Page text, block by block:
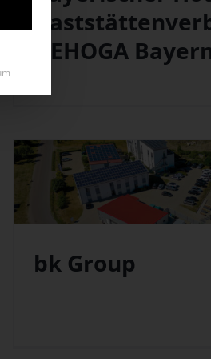
DEHOGA
bk Group